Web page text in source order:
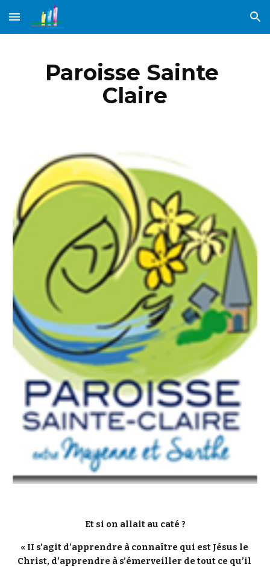
Skip to main content Skip to navigation
Paroisse Sainte
Claire
Et si on allait au caté ?
« II s’agit d’apprendre à connaître qui est Jésus le
Christ, d’apprendre à s’émerveiller de tout ce qu’il